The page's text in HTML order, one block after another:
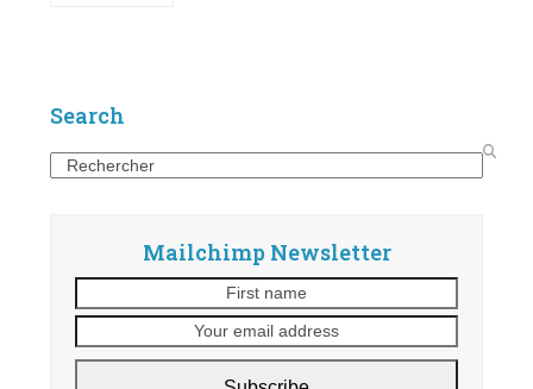
Search
Search
Mailchimp Newsletter
name
email